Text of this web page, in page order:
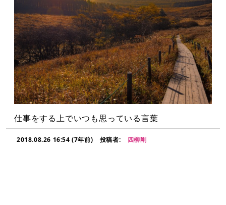
仕事をする上でいつも思っている言葉
2018.08.26 16:54 (7年前) 投稿者: 四柳剛